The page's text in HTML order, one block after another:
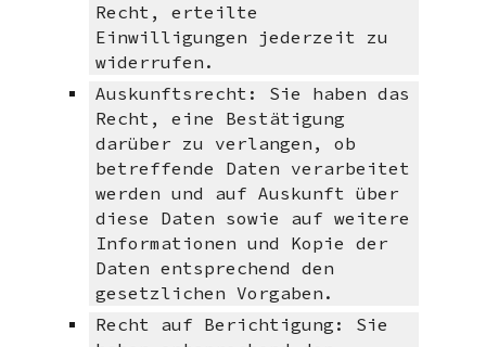
Recht, erteilte
Einwilligungen jederzeit zu
widerrufen.
Auskunftsrecht: Sie haben das
Recht, eine Bestätigung
darüber zu verlangen, ob
betreffende Daten verarbeitet
werden und auf Auskunft über
diese Daten sowie auf weitere
Informationen und Kopie der
Daten entsprechend den
gesetzlichen Vorgaben.
Recht auf Berichtigung: Sie